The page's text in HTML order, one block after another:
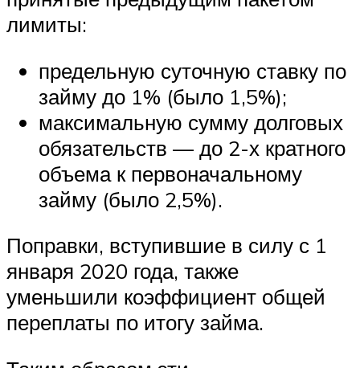
лимиты:
предельную суточную ставку по
займу до 1% (было 1,5%);
максимальную сумму долговых
обязательств — до 2-х кратного
объема к первоначальному
займу (было 2,5%).
Поправки, вступившие в силу с 1
января 2020 года, также
уменьшили коэффициент общей
переплаты по итогу займа.